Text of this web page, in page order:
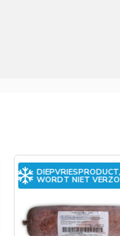
DIEPVRIESPRODUCT,
WORDT NIET